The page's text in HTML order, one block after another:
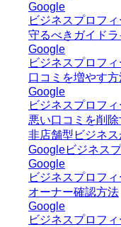
Google
ビジネスプロフ
守るべきガイドラ
Google
ビジネスプロフ
口コミを増やす方
Google
ビジネスプロフ
悪い口コミを削
非店舗型ビジネス
Googleビジネス
Google
ビジネスプロフ
オーナー確認方法
Google
ビジネスプロフ